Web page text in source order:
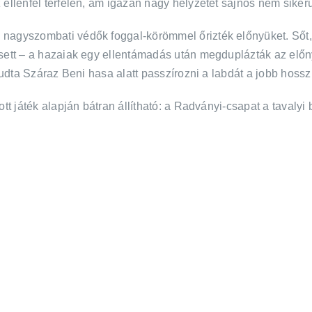
térfelén, ám igazán nagy helyzetet sajnos nem
védők foggal-körömmel őrizték előnyüket.
– a hazaiak egy ellentámadás után megduplázták az
Száraz Beni hasa alatt passzírozni a labdát a jobb
játék alapján bátran állítható: a Radványi-csapat a